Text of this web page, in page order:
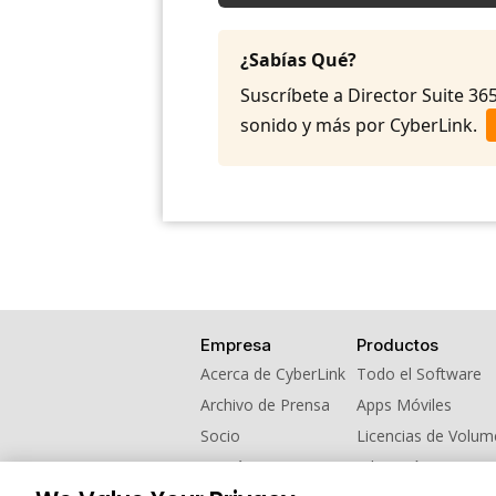
¿Sabías Qué?
Suscríbete a Director Suite
sonido y más por CyberLink.
Empresa
Acerca de CyberLink
Archivo de Prensa
Socio
Contáctanos
Productos
Todo el Software
Apps Móviles
Licencias de
Educación